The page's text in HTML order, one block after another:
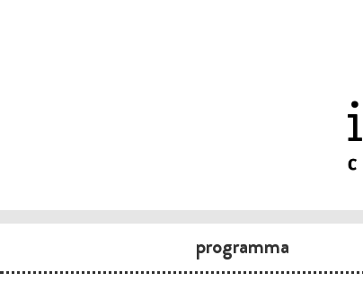
programma